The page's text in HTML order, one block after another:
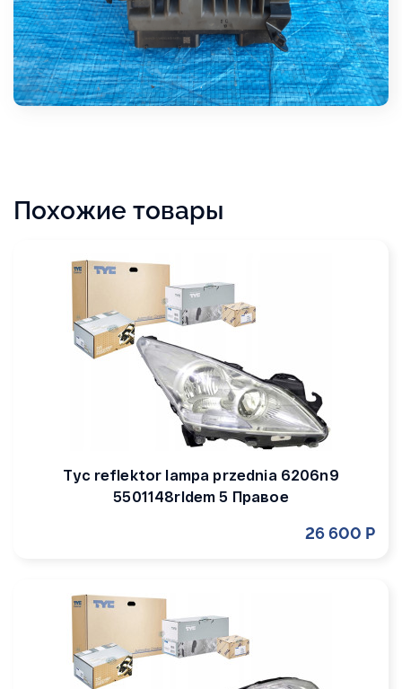
Похожие товары
Tyc reflektor lampa przednia 6206n9
5501148rldem 5 Правое
26 600 Р